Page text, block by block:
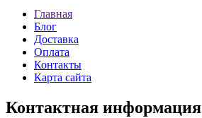
Главная
Блог
Доставка
Оплата
Контакты
Карта сайта
Контактная информация